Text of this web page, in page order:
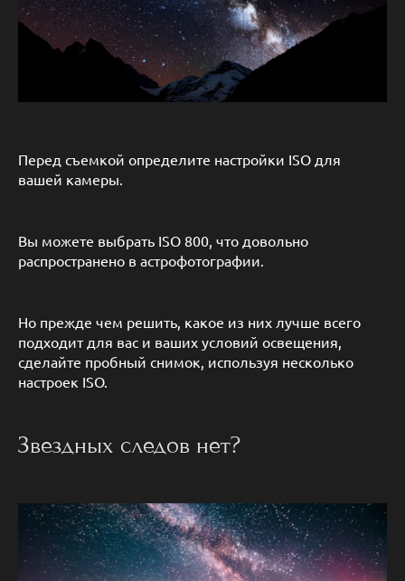
Перед съемкой определите настройки ISO для
вашей камеры.
Вы можете выбрать ISO 800, что довольно
распространено в астрофотографии.
Но прежде чем решить, какое из них лучше всего
подходит для вас и ваших условий освещения,
сделайте пробный снимок, используя несколько
настроек ISO.
Звездных следов нет?